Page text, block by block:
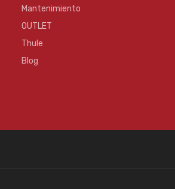
Mantenimiento
OUTLET
Thule
Blog